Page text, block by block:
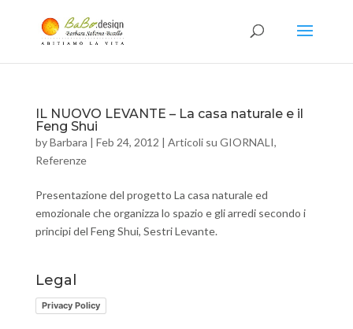
IL NUOVO LEVANTE – La casa naturale e il
Feng Shui
byBarbara | Feb 24, 2012 | Articoli su GIORNALI,
Referenze
Presentazione del progetto La casa naturale ed
emozionale che organizza lo spazio e gli arredi secondo i
principi del Feng Shui, Sestri Levante.
Legal
Privacy Policy